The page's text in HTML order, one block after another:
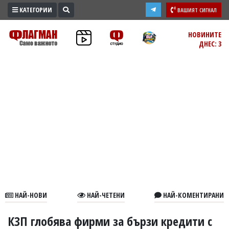
ПРОМО
ЗОНА
В
КАТЕГОРИИ ВАШИЯТ СИГНАЛ
НОВИНИТЕ
ДНЕС: 3
НАЙ-НОВИ НАЙ-ЧЕТЕНИ НАЙ-КОМЕНТИРАНИ
КЗП глобява фирми за бързи кредити с